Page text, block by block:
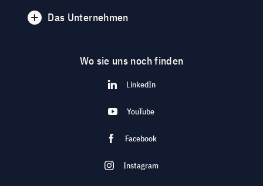
Das Unternehmen
Wo sie uns noch finden
LinkedIn
YouTube
Facebook
Instagram